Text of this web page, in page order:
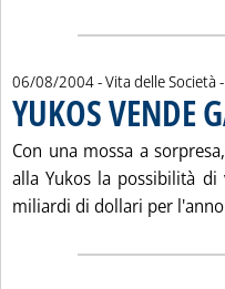
06/08/2004- Vita delle Società
YUKOS VENDE
Con una mossa a
alla Yukos la possibilità
miliardi di dollari per